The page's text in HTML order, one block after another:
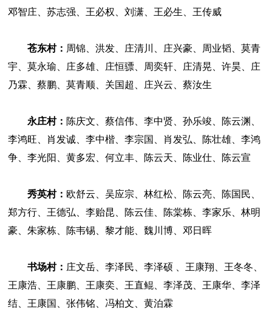
邓智庄、苏志强、王必权、刘潇、王必生、王传威
苍东村： 周锦、洪发、庄清川、庄兴豪、周业韬、莫青
宇、莫永瑜、庄多雄、庄恒骠、周奕轩、庄清晃、许昊、庄
乃霖、蔡鹏、莫青顺、关国超、庄兴云、蔡汝生
永庄村： 陈庆文、蔡信伟、李中贤、孙乐竣、陈云渊、
李鸿旺、肖发诚、李中楷、李宗国、肖发弘、陈壮雄、李鸿
争、李光阳、黄多宏、何立丰、陈云天、陈业仕、陈云宣
秀英村： 欧舒云、吴应宗、林红松、陈云亮、陈国民、
郑方行、王德弘、李贻昆、陈云佳、陈棠栋、李家乐、林明
豪、朱家栋、陈韦锡、黎才能、魏川博、邓日晖
书场村： 庄文岳、李泽民、李泽硕 、王康翔、王冬冬、
王康浩、王康鹏、王康奕、王直鲲、李泽茂、王康华、李泽
结、王康国、张伟铭、冯柏文、黄泊霖